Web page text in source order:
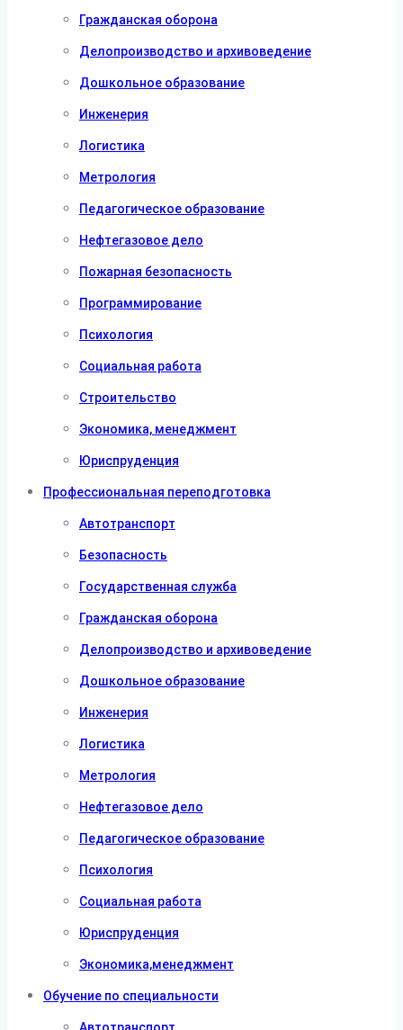
Гражданская оборона
Делопроизводство и архивоведение
Дошкольное образование
Инженерия
Логистика
Метрология
Педагогическое образование
Нефтегазовое дело
Пожарная безопасность
Программирование
Психология
Социальная работа
Строительство
Экономика, менеджмент
Юриспруденция
Профессиональная переподготовка
Автотранспорт
Безопасность
Государственная служба
Гражданская оборона
Делопроизводство и архивоведение
Дошкольное образование
Инженерия
Логистика
Метрология
Нефтегазовое дело
Педагогическое образование
Психология
Социальная работа
Юриспруденция
Экономика,менеджмент
Обучение по специальности